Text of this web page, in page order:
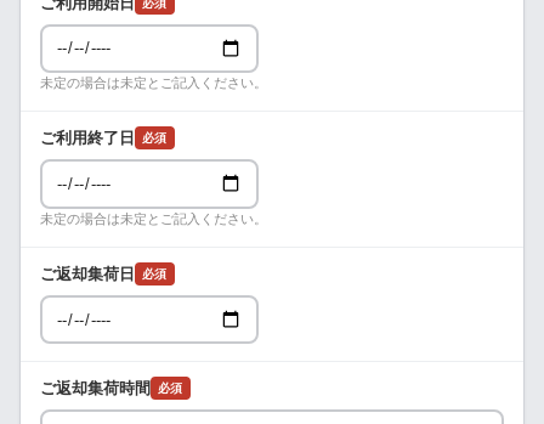
未定の場合は未定とご記入ください。
ご利用終了日 必須
未定の場合は未定とご記入ください。
ご返却集荷日 必須
ご返却集荷時間 必須